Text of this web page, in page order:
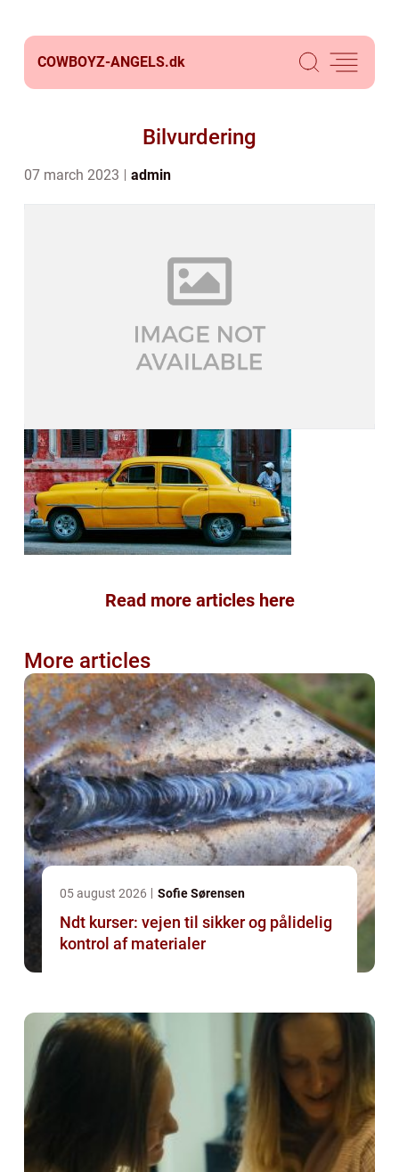
COWBOYZ-ANGELS.dk
Bilvurdering
07 march 2023 admin
Read more articles here
More articles
05 august 2026 Sofie Sørensen
Ndt kurser: vejen til sikker og pålidelig
kontrol af materialer